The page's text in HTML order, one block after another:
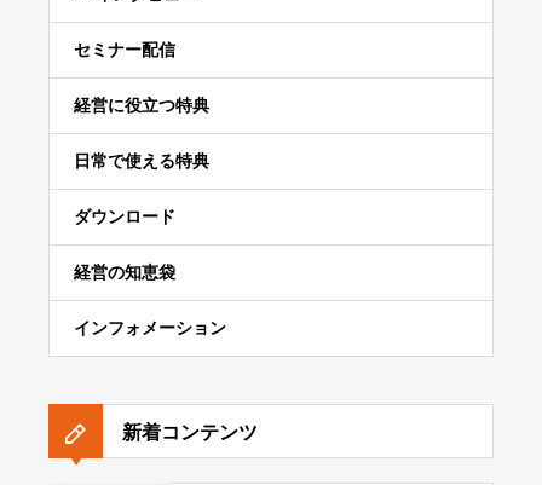
セミナー配信
経営に役立つ特典
日常で使える特典
ダウンロード
経営の知恵袋
インフォメーション
新着コンテンツ